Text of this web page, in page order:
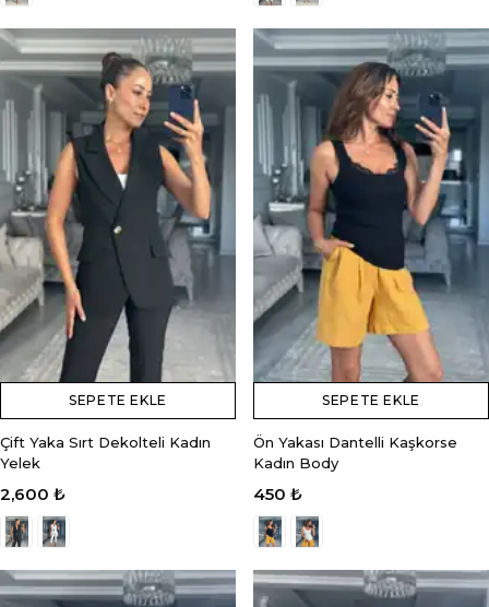
SEPETE EKLE
Çift Yaka Sırt Dekolteli Kadın
Yelek
2,600 ₺
SEPETE EKLE
Ön Yakası Dantelli Kaşkorse
Kadın Body
450 ₺